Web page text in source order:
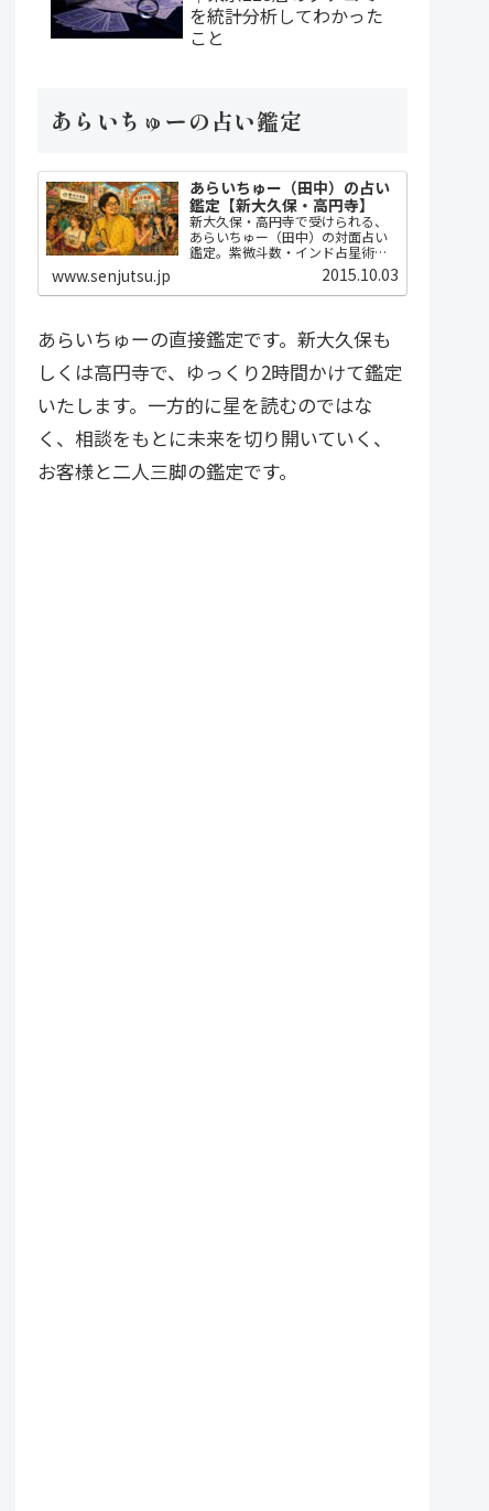
を統計分析してわかった
こと
あらいちゅーの占い鑑定
あらいちゅー（田中）の占い
鑑定【新大久保・高円寺】
新大久保・高円寺で受けられる、
あらいちゅー（田中）の対面占い
鑑定。紫微斗数・インド占星術・
ダウジングで2時間かけてじっくり
占い、開運指導までセット。
MBA・FP・宅建士の実務知識に基
す。
www.senjutsu.jp 2015.10.03
あらいちゅーの直接鑑定です。新大久保も
しくは高円寺で、ゆっくり2時間かけて鑑定
いたします。一方的に星を読むのではな
く、相談をもとに未来を切り開いていく、
お客様と二人三脚の鑑定です。